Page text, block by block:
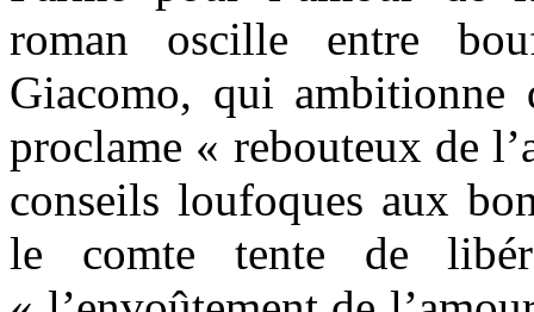
roman oscille entre
Giacomo, qui ambitionne
proclame « rebouteux de
conseils loufoques aux
le comte tente de